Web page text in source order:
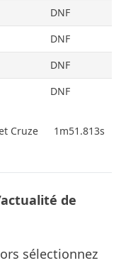
DNF
DNF
DNF
DNF
Cruze 1m51.813s
de
sélectionnez